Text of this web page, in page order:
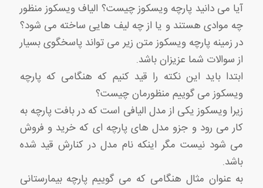
آیا می دانید پارچه ویسکوز چیست؟ الیاف ویسکوز منظور
چه موادی هستند و یا از چه لیف هایی ساخته می شود؟
در زمینه پارچه ویسکوز متن زیر می تواند پاسخگوی بسیار
از سوالات شما عزیزان باشد.
ابتدا باید این نکته را قید کنیم که هنگامی که پارچه
ویسکوز می گوییم منظورمان چیست؟
زیرا ویسکوز یکی از مدل الیافی است که در بافت پارچه به
کار می رود و جزو مدل های پارچه ای که خرید و فروش
می شود نیست مگر اینکه نام مدل در کنارش قید شده
باشد.
به عنوان مثال هنگامی که می گوییم پارچه بیمارستانی